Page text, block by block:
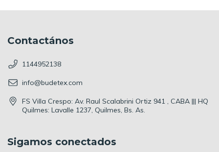
Contactános
1144952138
info@budetex.com
FS Villa Crespo: Av. Raul Scalabrini Ortiz 941 , CABA ||| HQ
Quilmes: Lavalle 1237, Quilmes, Bs. As.
Sigamos conectados